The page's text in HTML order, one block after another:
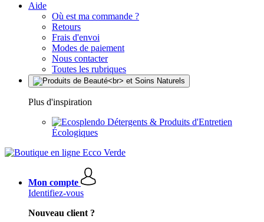
Aide
Où est ma commande ?
Retours
Frais d'envoi
Modes de paiement
Nous contacter
Toutes les rubriques
Plus d'inspiration
Détergents & Produits d'Entretien
Écologiques
Mon compte
Identifiez-vous
Nouveau client ?